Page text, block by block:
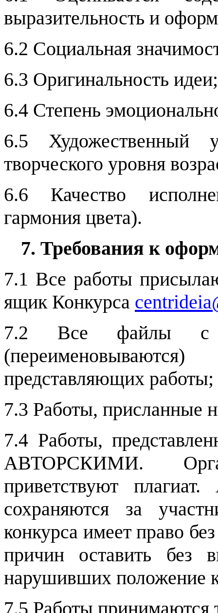
выразительность и
6.2 Социальная
6.3 Оригинальность идеи;
6.4 Степень
6.5 Художественный
творческого уровня
6.6 Качество
гармония цвета).
7. Требования к
7.1 Все работы
ящик Конкурса
7.2 Все файлы с
представляющих работы;
7.3 Работы, присланные
7.4 Работы,
АВТОРСКИМИ.
приветствуют
сохраняются за
конкурса имеет право
причин оставить без
нарушивших положение
7.5 Работы принимаются